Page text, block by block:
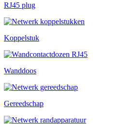
RJ45 plug
Koppelstuk
Wanddoos
Gereedschap